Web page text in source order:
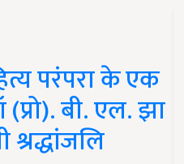
परंपरा के एक
बी. एल. झा